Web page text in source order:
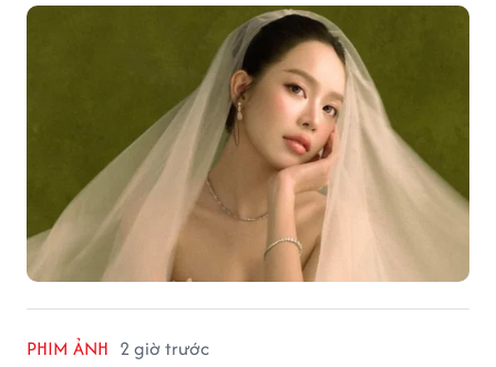
PHIM ẢNH 2 giờ trước